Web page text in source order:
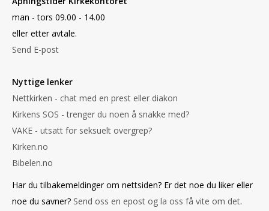
man - tors 09.00 - 14.00
eller etter avtale.
Send E-post
Nyttige lenker
Nettkirken - chat med en prest eller diakon
Kirkens SOS - trenger du noen å snakke med?
VAKE - utsatt for seksuelt overgrep?
Kirken.no
Bibelen.no
Har du tilbakemeldinger om nettsiden? Er det noe du liker eller
noe du savner? Send oss en epost og la oss få vite om det.